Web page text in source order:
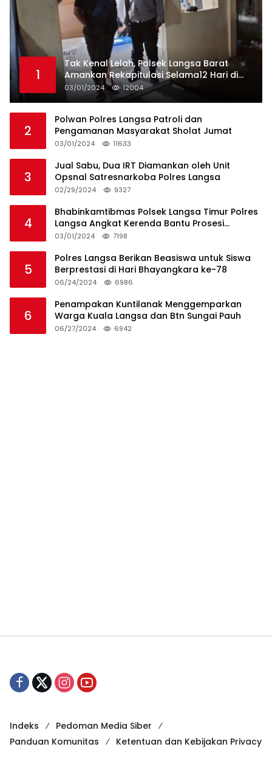
1
Tak Kenal Lelah, Polsek Langsa Barat
Amankan Rekapitulasi Selama12 Hari di
Kecamatan Baro
03/01/2024 12004
2
Polwan Polres Langsa Patroli dan
Pengamanan Masyarakat Sholat Jumat
03/01/2024 11633
3
Jual Sabu, Dua IRT Diamankan oleh Unit
Opsnal Satresnarkoba Polres Langsa
02/29/2024 9327
4
Bhabinkamtibmas Polsek Langsa Timur Polres
Langsa Angkat Kerenda Bantu Prosesi
Pemakaman Warga
03/01/2024 7198
5
Polres Langsa Berikan Beasiswa untuk Siswa
Berprestasi di Hari Bhayangkara ke-78
06/24/2024 6986
6
Penampakan Kuntilanak Menggemparkan
Warga Kuala Langsa dan Btn Sungai Pauh
06/27/2024 6942
Indeks
Pedoman Media Siber
Panduan Komunitas
Ketentuan dan Kebijakan Privacy